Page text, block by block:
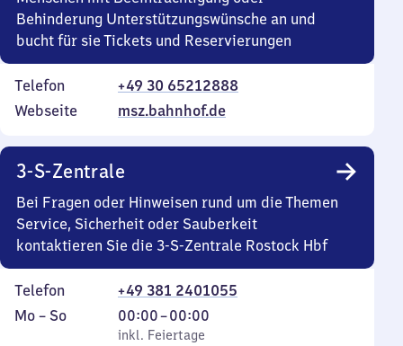
Behinderung Unterstützungswünsche an und
bucht für sie Tickets und Reservierungen
Telefon
+49 30 65212888
Webseite
msz.bahnhof.de
3-S-Zentrale
Bei Fragen oder Hinweisen rund um die Themen
Service, Sicherheit oder Sauberkeit
kontaktieren Sie die 3-S-Zentrale Rostock Hbf
Telefon
+49 381 2401055
Montag
Mo – So,
inkl. Feiertage
00:00–00:00
Von
0
inkl. Feiertage